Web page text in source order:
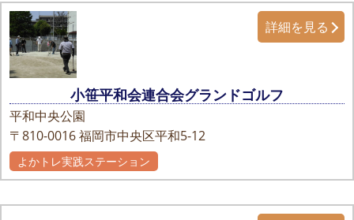
小笹平和会連合会グランドゴルフ
平和中央公園
〒810-0016福岡市中央区平和5-12
詳細を見る
よかトレ実践ステーション